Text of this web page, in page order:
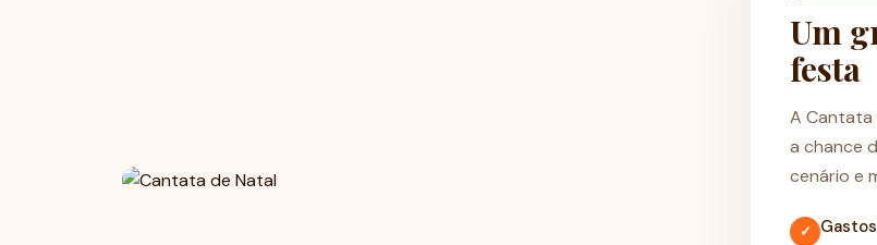
Um
festa
A Cantata
a chance
cenário e
✓